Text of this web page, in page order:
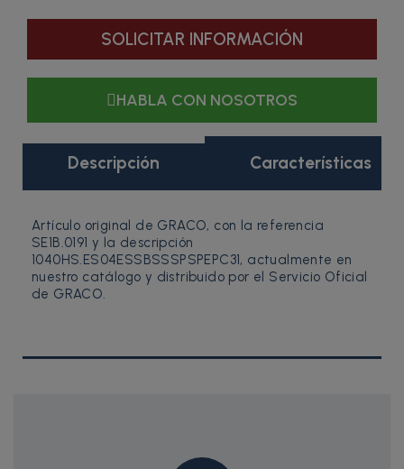
SOLICITAR INFORMACIÓN
HABLA CON NOSOTROS
Descripción Características
Artículo original de GRACO, con la referencia
SE1B.0191 y la descripción
1040HS.ES04ESSBSSSPSPEPC31, actualmente en
nuestro catálogo y distribuido por el Servicio Oficial
de GRACO.